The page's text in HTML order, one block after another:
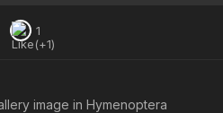
1
image in Hymenoptera